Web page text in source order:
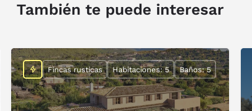
También te puede interesar
Fincas rusticas Habitaciones: 5 Baños: 5